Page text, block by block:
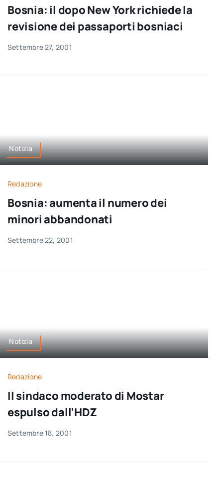
Bosnia: il dopo New York richiede la
revisione dei passaporti bosniaci
Settembre 27, 2001
Notizia
Redazione
Bosnia: aumenta il numero dei
minori abbandonati
Settembre 22, 2001
Notizia
Redazione
Il sindaco moderato di Mostar
espulso dall’HDZ
Settembre 18, 2001